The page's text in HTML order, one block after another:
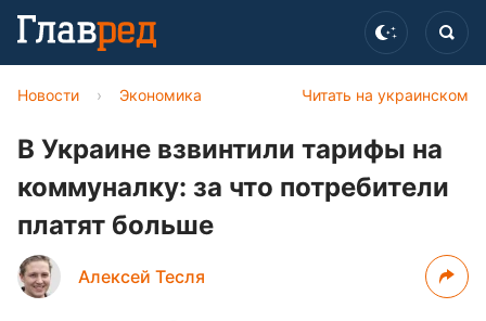
Читать на украинском
Новости › Экономика
В Украине взвинтили тарифы на
коммуналку: за что потребители
платят больше
Алексей Тесля